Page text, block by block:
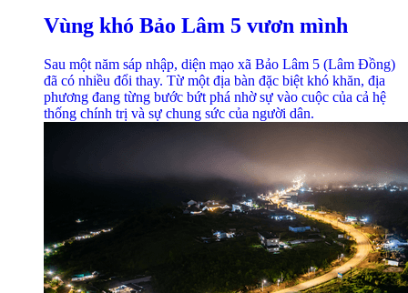
Vùng khó Bảo Lâm 5 vươn mình
Sau một năm sáp nhập, diện mạo xã Bảo Lâm 5 (Lâm Đồng)
đã có nhiều đổi thay. Từ một địa bàn đặc biệt khó khăn, địa
phương đang từng bước bứt phá nhờ sự vào cuộc của cả hệ
thống chính trị và sự chung sức của người dân.